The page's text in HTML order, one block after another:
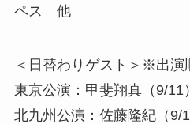
ペス 他
＜日替わりゲスト＞※出演
東京公演：甲斐翔真（9/11
北九州公演：佐藤隆紀（9/